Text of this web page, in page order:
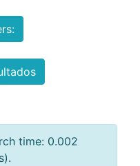
time: 0.002